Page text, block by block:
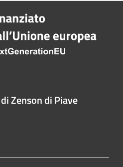
Zenson di Piave